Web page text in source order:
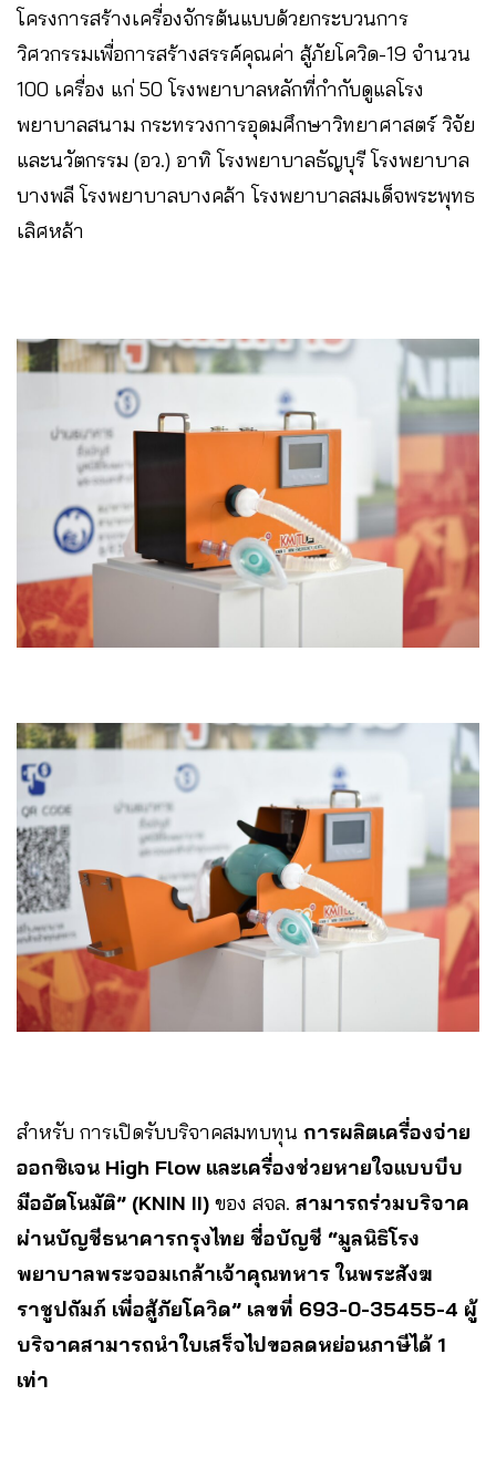
โครงการสร้างเครื่องจักรต้นแบบด้วยกระบวนการ
วิศวกรรมเพื่อการสร้างสรรค์คุณค่า สู้ภัยโควิด-19 จำนวน
100 เครื่อง แก่ 50 โรงพยาบาลหลักที่กำกับดูแลโรง
พยาบาลสนาม กระทรวงการอุดมศึกษาวิทยาศาสตร์ วิจัย
และนวัตกรรม (อว.) อาทิ โรงพยาบาลธัญบุรี โรงพยาบาล
บางพลี โรงพยาบาลบางคล้า โรงพยาบาลสมเด็จพระพุทธ
เลิศหล้า
สำหรับ การเปิดรับบริจาคสมทบทุน การผลิตเครื่องจ่าย
ออกซิเจน High Flow และเครื่องช่วยหายใจแบบบีบ
มืออัตโนมัติ” (KNIN II) ของ สจล. สามารถร่วมบริจาค
ผ่านบัญชีธนาคารกรุงไทย ชื่อบัญชี “มูลนิธิโรง
พยาบาลพระจอมเกล้าเจ้าคุณทหาร ในพระสังฆ
ราชูปถัมภ์ เพื่อสู้ภัยโควิด” เลขที่ 693-0-35455-4 ผู้
บริจาคสามารถนําใบเสร็จไปขอลดหย่อนภาษีได้ 1
เท่า